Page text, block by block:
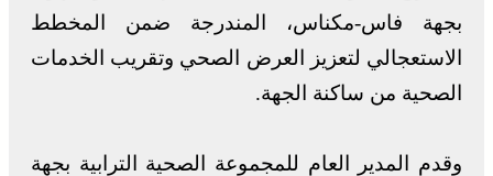
بجهة فاس-مكناس، المندرجة ضمن المخطط
الاستعجالي لتعزيز العرض الصحي وتقريب الخدمات
الصحية من ساكنة الجهة.
وقدم المدير العام للمجموعة الصحية الترابية بجهة